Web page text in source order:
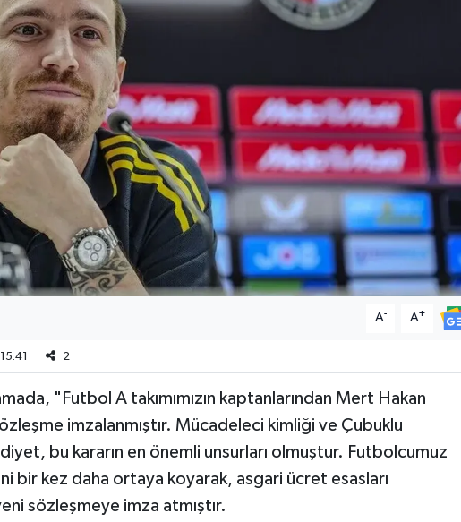
A- A+
2
"Futbol A takımımızın kaptanlarından Mert Hakan
imzalanmıştır. Mücadeleci kimliği ve Çubuklu
bu kararın en önemli unsurları olmuştur. Futbolcumuz
bir kez daha ortaya koyarak, asgari ücret esasları
sözleşmeye imza atmıştır.